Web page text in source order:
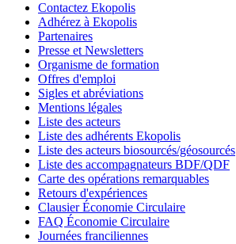
Contactez Ekopolis
Adhérez à Ekopolis
Partenaires
Presse et Newsletters
Organisme de formation
Offres d'emploi
Sigles et abréviations
Mentions légales
Liste des acteurs
Liste des adhérents Ekopolis
Liste des acteurs biosourcés/géosourcés
Liste des accompagnateurs BDF/QDF
Carte des opérations remarquables
Retours d'expériences
Clausier Économie Circulaire
FAQ Économie Circulaire
Journées franciliennes